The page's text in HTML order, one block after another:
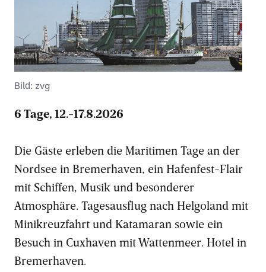
Bild: zvg
6 Tage, 12.-17.8.2026
Die Gäste erleben die Maritimen Tage an der
Nordsee in Bremerhaven, ein Hafenfest-Flair
mit Schiffen, Musik und besonderer
Atmosphäre. Tagesausflug nach Helgoland mit
Minikreuzfahrt und Katamaran sowie ein
Besuch in Cuxhaven mit Wattenmeer. Hotel in
Bremerhaven.